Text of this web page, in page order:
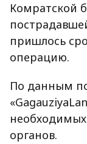
Комратской
пришлось
операцию.
По данным
органов.